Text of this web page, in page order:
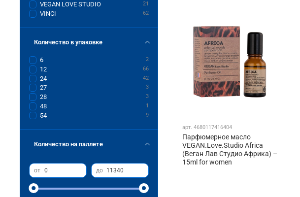
арт. 4680117416404
Парфюмерное масло
VEGAN.Love.Studio Africa
(Веган Лав Студио Африка) –
15ml for women
VEGAN LOVE STUDIO 21
VINCI 62
Количество в упаковке
6 2
12 66
24 42
27 3
28 3
48 1
54 9
Количество на паллете
от до